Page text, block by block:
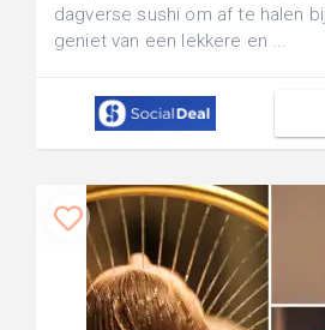
dagverse sushi om af te halen
geniet van een lekkere en ...